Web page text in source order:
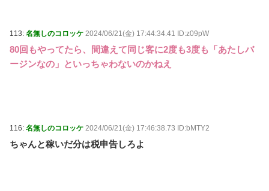
113: 名無しのコロッケ 2024/06/21(金) 17:44:34.41 ID:z09pW
80回もやってたら、間違えて同じ客に2度も3度も「あたしバ
ージンなの」といっちゃわないのかねえ
116: 名無しのコロッケ 2024/06/21(金) 17:46:38.73 ID:bMTY2
ちゃんと稼いだ分は税申告しろよ